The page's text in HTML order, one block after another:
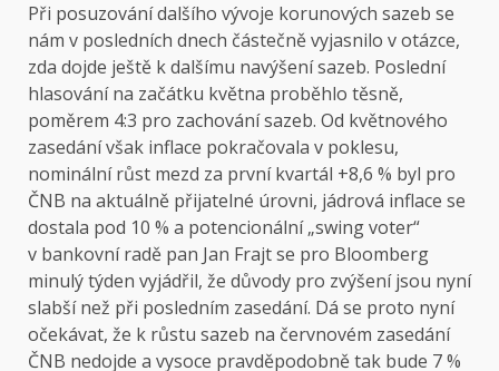
Při posuzování dalšího vývoje korunových sazeb se
nám v posledních dnech částečně vyjasnilo v otázce,
zda dojde ještě k dalšímu navýšení sazeb. Poslední
hlasování na začátku května proběhlo těsně,
poměrem 4:3 pro zachování sazeb. Od květnového
zasedání však inflace pokračovala v poklesu,
nominální růst mezd za první kvartál +8,6 % byl pro
ČNB na aktuálně přijatelné úrovni, jádrová inflace se
dostala pod 10 % a potencionální „swing voter“
v bankovní radě pan Jan Frajt se pro Bloomberg
minulý týden vyjádřil, že důvody pro zvýšení jsou nyní
slabší než při posledním zasedání. Dá se proto nyní
očekávat, že k růstu sazeb na červnovém zasedání
ČNB nedojde a vysoce pravděpodobně tak bude 7 %